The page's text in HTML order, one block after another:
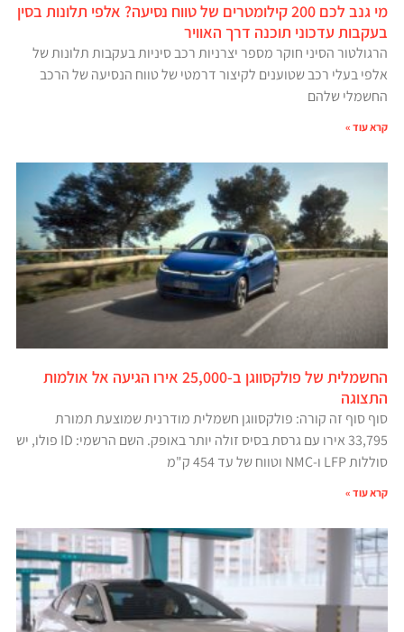
מי גנב לכם 200 קילומטרים של טווח נסיעה? אלפי תלונות בסין
בעקבות עדכוני תוכנה דרך האוויר
הרגולטור הסיני חוקר מספר יצרניות רכב סיניות בעקבות תלונות של
אלפי בעלי רכב שטוענים לקיצור דרמטי של טווח הנסיעה של הרכב
החשמלי שלהם
קרא עוד »
החשמלית של פולקסווגן ב-25,000 אירו הגיעה אל אולמות
התצוגה
סוף סוף זה קורה: פולקסווגן חשמלית מודרנית שמוצעת תמורת
33,795 אירו עם גרסת בסיס זולה יותר באופק. השם הרשמי: ID פולו, יש
סוללות LFP ו-NMC וטווח של עד 454 ק"מ
קרא עוד »